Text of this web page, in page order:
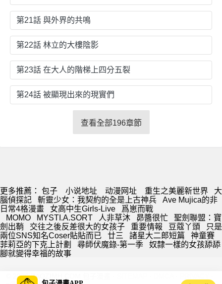
第21話 與外界的共鳴
第22話 林立的大樓陰影
第23話 在大人的階梯上四分五裂
第24話 被顯現出來的現實們
查看全部196章節
更多推薦： 包子 小说地址 动漫网址 重生之美麗新世界
大
腦偵探記
斬靈少女：我契約的全是上古神兵
Ave Mujica的非
日常4格漫畫
女高中生Girls-Live
爲崽而戰
MOMO
MYSTI.A.SORT 人非草沐 昴醬很忙
聖劍聯盟：寶
劍出鞘
交往之後反差很大的女孩子 重要情報 豆蔻丫頭
只是
兩位SNS知名Coser貼貼而已
廿三 諸星大二郎短篇
神童賽
菲莉亞的下克上計劃
尋師伏魔錄-第一季
奴隸一樣的女孩舔舔
腳就變得幸福的故事
© 2026 BAOZIMH.COM 包子漫畫 ·